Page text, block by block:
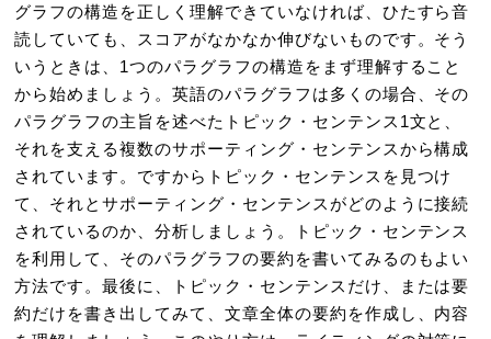
グラフの構造を正しく理解できていなければ、ひたすら音
読していても、スコアがなかなか伸びないものです。そう
いうときは、1つのパラグラフの構造をまず理解すること
から始めましょう。英語のパラグラフは多くの場合、その
パラグラフの主旨を述べたトピック・センテンス1文と、
それを支える複数のサポーティング・センテンスから構成
されています。ですからトピック・センテンスを見つけ
て、それとサポーティング・センテンスがどのように接続
されているのか、分析しましょう。トピック・センテンス
を利用して、そのパラグラフの要約を書いてみるのもよい
方法です。最後に、トピック・センテンスだけ、または要
約だけを書き出してみて、文章全体の要約を作成し、内容